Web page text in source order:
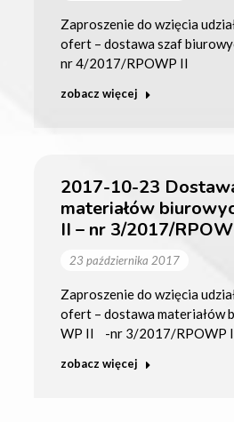
Zaproszenie do wzięcia
ofert – dostawa szaf
nr 4/2017/RPOWP II
zobacz więcej
2017-10-23
materiałów
II – nr 3/2017/
23 października 2017
Zaproszenie do wzięcia
ofert – dostawa materiałów
WP II -nr 3/2017/RPOWP
zobacz więcej